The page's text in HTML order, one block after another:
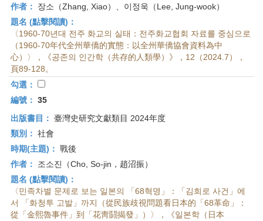
作者：
장소（Zhang, Xiao）、이정욱（Lee, Jung-wook）
題名 (點擊閱讀)：
〈1960-70년대 전주 화교의 실태：전주화교협회 자료를 중심으로
（1960-70年代全州華僑的實態：以全州華僑協會資料為中
心）〉，《공존의 인간학（共存的人類學）》，12（2024.7），
頁89-128。
勾選：
編號： 35
出版書目： 臺灣史研究文獻類目 2024年度
類別： 社會
時期(主題)： 戰後
作者：
조소진（Cho, So-jin，趙沼振）
題名 (點擊閱讀)：
〈민족차별 문제로 보는 일본의 「68혁명」：「김희로 사건」에
서 「화청투 고발」까지（從民族歧視問題看日本的「68革命」：
從「金熙魯事件」到「花靑鬪揭發」）〉，《일본학（日本